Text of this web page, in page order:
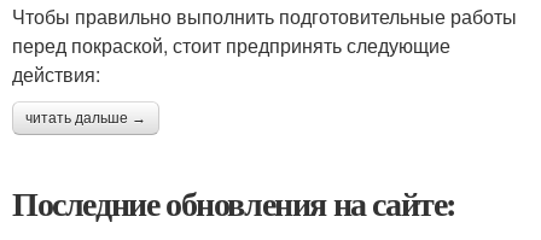
Чтобы правильно выполнить подготовительные работы
перед покраской, стоит предпринять следующие
действия:
читать дальше →
Последние обновления на сайте: